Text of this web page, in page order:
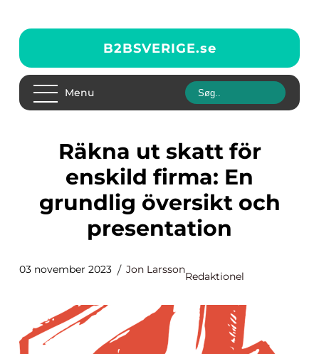
B2BSVERIGE.se
Menu
Räkna ut skatt för
enskild firma: En
grundlig översikt och
presentation
03 november 2023 Jon Larsson
Redaktionel